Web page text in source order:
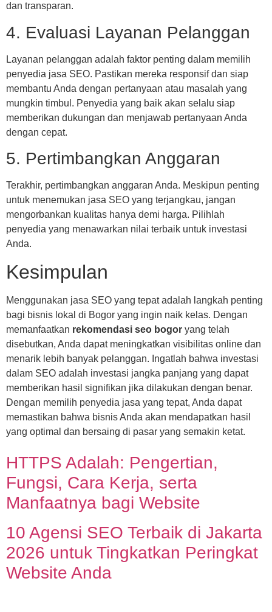
dan transparan.
4. Evaluasi Layanan Pelanggan
Layanan pelanggan adalah faktor penting dalam memilih
penyedia jasa SEO. Pastikan mereka responsif dan siap
membantu Anda dengan pertanyaan atau masalah yang
mungkin timbul. Penyedia yang baik akan selalu siap
memberikan dukungan dan menjawab pertanyaan Anda
dengan cepat.
5. Pertimbangkan Anggaran
Terakhir, pertimbangkan anggaran Anda. Meskipun penting
untuk menemukan jasa SEO yang terjangkau, jangan
mengorbankan kualitas hanya demi harga. Pilihlah
penyedia yang menawarkan nilai terbaik untuk investasi
Anda.
Kesimpulan
Menggunakan jasa SEO yang tepat adalah langkah penting
bagi bisnis lokal di Bogor yang ingin naik kelas. Dengan
memanfaatkan rekomendasi seo bogor yang telah
disebutkan, Anda dapat meningkatkan visibilitas online dan
menarik lebih banyak pelanggan. Ingatlah bahwa investasi
dalam SEO adalah investasi jangka panjang yang dapat
memberikan hasil signifikan jika dilakukan dengan benar.
Dengan memilih penyedia jasa yang tepat, Anda dapat
memastikan bahwa bisnis Anda akan mendapatkan hasil
yang optimal dan bersaing di pasar yang semakin ketat.
HTTPS Adalah: Pengertian,
Fungsi, Cara Kerja, serta
Manfaatnya bagi Website
10 Agensi SEO Terbaik di Jakarta
2026 untuk Tingkatkan Peringkat
Website Anda